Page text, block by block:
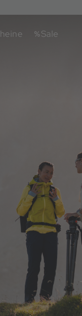
Sale